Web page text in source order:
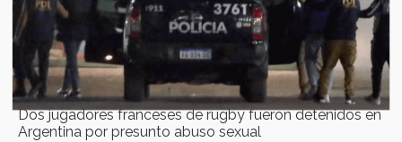
Dos jugadores franceses de rugby fueron detenidos en
Argentina por presunto abuso sexual